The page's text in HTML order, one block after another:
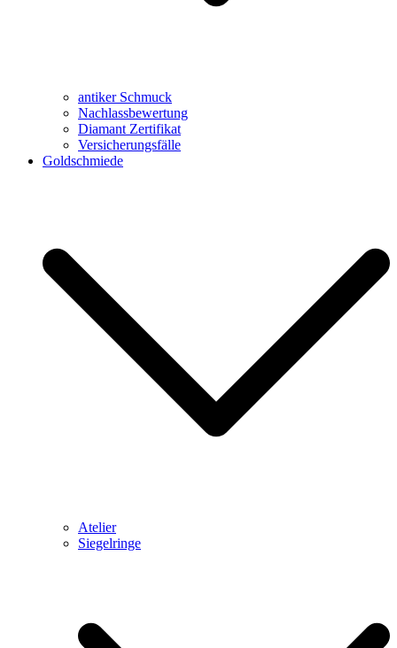
antiker Schmuck
Nachlassbewertung
Diamant Zertifikat
Versicherungsfälle
Goldschmiede
Atelier
Siegelringe